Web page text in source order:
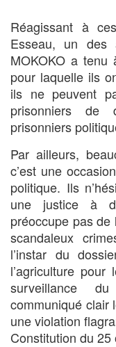
Réagissant à
Esseau, un des
MOKOKO a tenu
pour laquelle ils
ils ne peuvent
prisonniers
prisonniers
Par ailleurs,
c’est une
politique. Ils
une justice à
préoccupe pas
scandaleux
l’instar du
l’agriculture
surveillance
communiqué clair
une violation
Constitution du 25